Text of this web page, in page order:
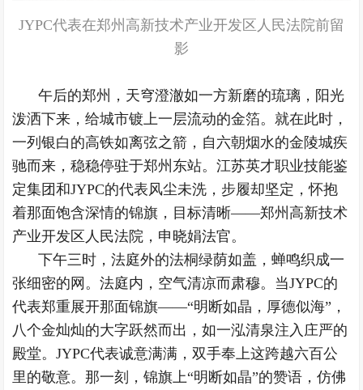
JYPC代表在郑州高新技术产业开发区人民法院前留
影
午后的郑州，天穹澄澈如一方新磨的琉璃，阳光
泼洒下来，给城市镀上一层流动的金箔。就在此时，
一列银白的高铁如离弦之箭，自六朝烟水的金陵城疾
驰而来，稳稳停驻于郑州东站。江苏英才职业技能鉴
定集团和JYPC的代表风尘未洗，步履却坚定，怀抱
着那面饱含深情的锦旗，目标清晰——郑州高新技术
产业开发区人民法院，申晓娟法官。
下午三时，法庭外的法桐绿荫如盖，蝉鸣织成一
张细密的网。法庭内，空气清凉而肃穆。当JYPC的
代表郑重展开那面锦旗——“明断如晶，厚德似海”，
八个金灿灿的大字跃然而出，如一泓清泉注入庄严的
殿堂。JYPC代表诚意满满，双手奉上这跨越六百公
里的敬意。那一刻，锦旗上“明断如晶”的赞语，仿佛